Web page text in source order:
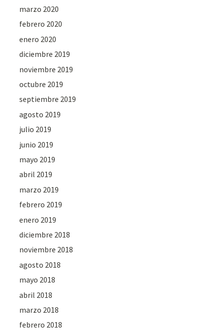
marzo 2020
febrero 2020
enero 2020
diciembre 2019
noviembre 2019
octubre 2019
septiembre 2019
agosto 2019
julio 2019
junio 2019
mayo 2019
abril 2019
marzo 2019
febrero 2019
enero 2019
diciembre 2018
noviembre 2018
agosto 2018
mayo 2018
abril 2018
marzo 2018
febrero 2018